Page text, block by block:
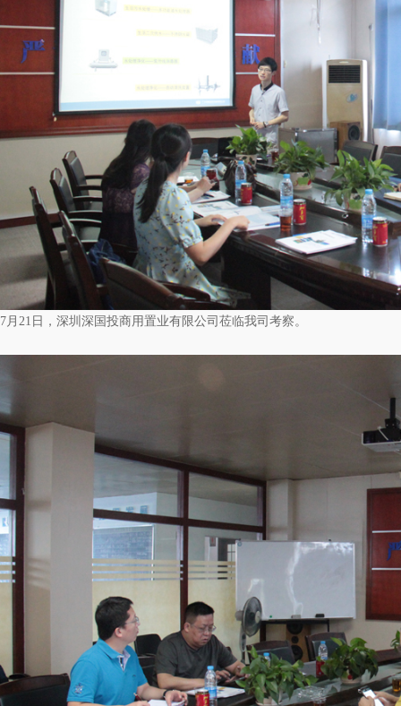
7月21日，深圳深国投商用置业有限公司莅临我司考察。